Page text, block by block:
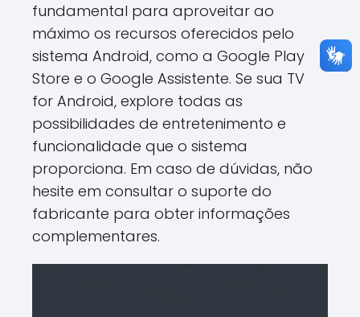
fundamental para aproveitar ao
máximo os recursos oferecidos pelo
sistema Android, como a Google Play
Store e o Google Assistente. Se sua TV
for Android, explore todas as
possibilidades de entretenimento e
funcionalidade que o sistema
proporciona. Em caso de dúvidas, não
hesite em consultar o suporte do
fabricante para obter informações
complementares.